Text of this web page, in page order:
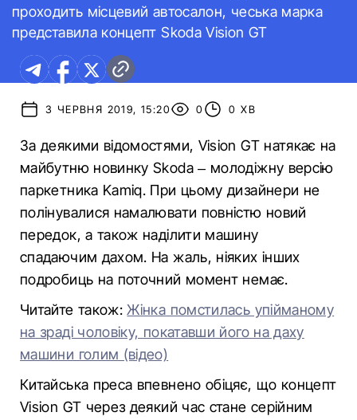
проходить місцевий автосалон, чеська марка
представила концепт Skoda Vision GT
3 ЧЕРВНЯ 2019, 15:20 0 0 ХВ
За деякими відомостями, Vision GT натякає на
майбутню новинку Skoda – молодіжну версію
паркетника Kamiq. При цьому дизайнери не
полінувалися намалювати повністю новий
передок, а також наділити машину
спадаючим дахом. На жаль, ніяких інших
подробиць на поточний момент немає.
Читайте також:Жінка помстилась упійманому
на зраді чоловіку, покатавши його на даху
машини голим (відео)
Китайська преса впевнено обіцяє, що концепт
Vision GT через деякий час стане серійним